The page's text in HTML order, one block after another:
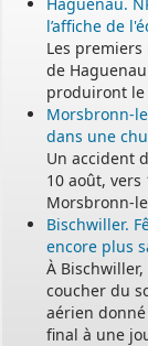
l’affiche de
Les
de
produiront le
Morsbronn-
dans une
Un accident
10 août, vers
Morsbronn-
Bischwiller.
encore plus
À
coucher du
aérien
final à une